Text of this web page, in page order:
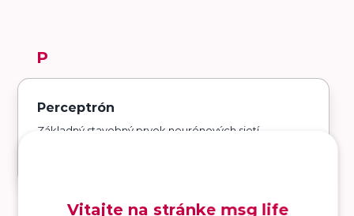
P
Perceptrón
Základný stavebný prvok neurónových sietí,
Vitajte na stránke msg life